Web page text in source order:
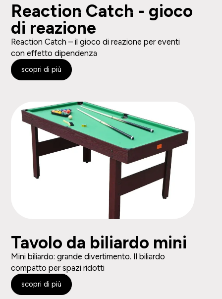
Reaction Catch - gioco
di reazione
Reaction Catch – il gioco di reazione per eventi
con effetto dipendenza
scopri di più
Tavolo da biliardo mini
Mini biliardo: grande divertimento. Il biliardo
compatto per spazi ridotti
scopri di più